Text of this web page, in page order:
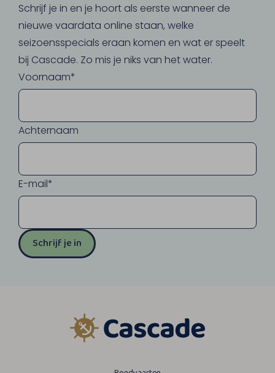
Schrijf je in en je hoort als eerste wanneer de
nieuwe vaardata online staan, welke
seizoensspecials eraan komen en wat er speelt
bij Cascade. Zo mis je niks van het water.
Voornaam*
Achternaam
E-mail*
Schrijf je in